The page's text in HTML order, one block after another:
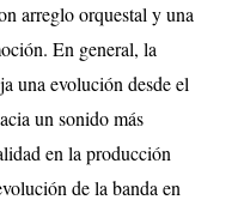
arreglo orquestal y una
En general, la
una evolución desde el
un sonido más
en la producción
de la banda en